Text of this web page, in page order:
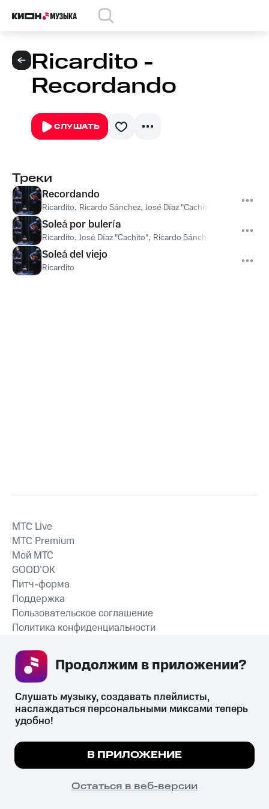
Ricardito -
Recordando
СЛУШАТЬ
Треки
Recordando
Ricardito, Ricardo Sánchez, José Díaz "Cachito"
Soleá por bulería
Ricardito, José Díaz "Cachito", Ricardo Sánchez
Soleá del viejo
Ricardito
СКАЧАТЬ ПРИЛОЖЕНИЕ
MTС Live
MTС Premium
Мой МТС
GOOD’OK
Питч-форма
Поддержка
Пользовательское соглашение
Политика конфиденциальности
психотропных веществ, их аналогов причиняет вред здоровью,
их незаконный оборот запрещён и влечёт установленную
законодательством ответственность.
© 2026 ООО «КИОН».
Все права защищены
Мы используем куки, чтобы на сайте все
Подробнее
ПОНЯТНО
Слушать музыку, создавать плейлисты,
наслаждаться персональными миксами теперь
удобно!
В ПРИЛОЖЕНИЕ
Остаться в веб-версии